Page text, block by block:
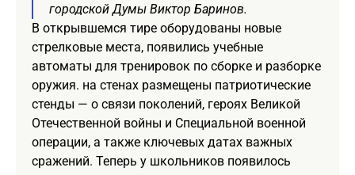
городской Думы Виктор Баринов.
В открывшемся тире оборудованы новые
стрелковые места, появились учебные
автоматы для тренировок по сборке и разборке
оружия. на стенах размещены патриотические
стенды — о связи поколений, героях Великой
Отечественной войны и Специальной военной
операции, а также ключевых датах важных
сражений. Теперь у школьников появилось